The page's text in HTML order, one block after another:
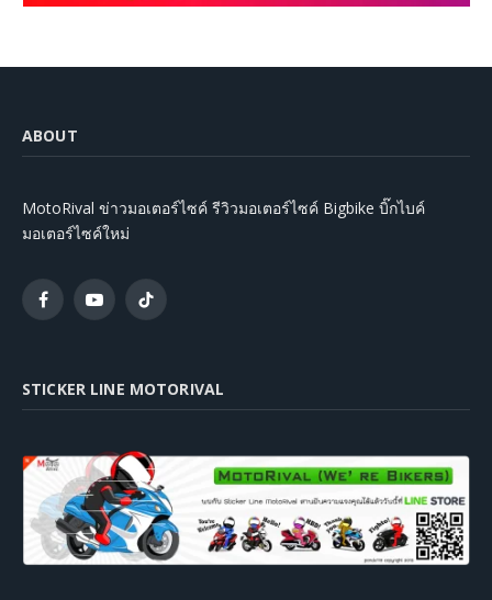
ABOUT
MotoRival ข่าวมอเตอร์ไซค์ รีวิวมอเตอร์ไซค์ Bigbike บิ๊กไบค์
มอเตอร์ไซค์ใหม่
FacebookYouTubeTikTok
STICKER LINE MOTORIVAL